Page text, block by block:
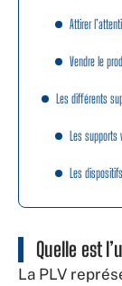
Attirer
Vendre le
Les différents
Les supports
Les
Quelle est
La PLV